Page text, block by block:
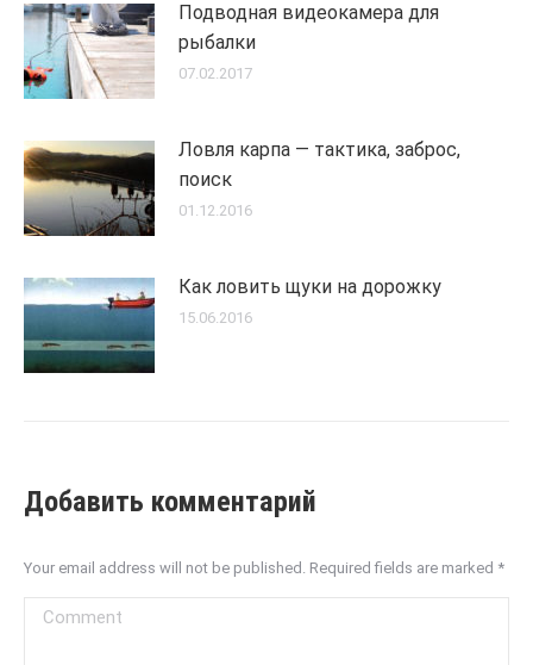
Подводная видеокамера для
рыбалки
07.02.2017
Ловля карпа — тактика, заброс,
поиск
01.12.2016
Как ловить щуки на дорожку
15.06.2016
Добавить комментарий
Your email address will not be published. Required fields are marked *
Comment